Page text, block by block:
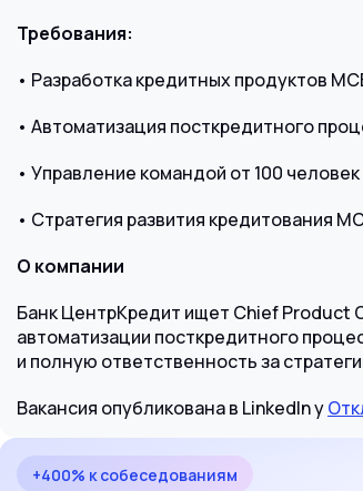
Требования:
• Разработка кредитных продуктов
• Автоматизация посткредитного
• Управление командой от 100 человек
• Стратегия развития кредитования
О компании
Банк ЦентрКредит ищет Chief Product
автоматизации посткредитного
и полную ответственность за
Вакансия опубликована в LinkedIn у
+400% к собеседованиям